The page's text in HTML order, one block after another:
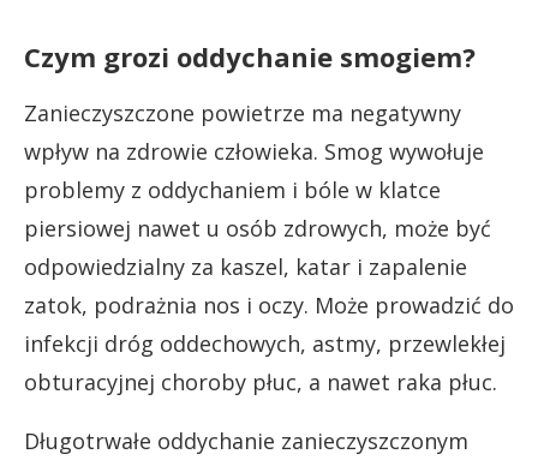
Czym grozi oddychanie smogiem?
Zanieczyszczone powietrze ma negatywny
wpływ na zdrowie człowieka. Smog wywołuje
problemy z oddychaniem i bóle w klatce
piersiowej nawet u osób zdrowych, może być
odpowiedzialny za kaszel, katar i zapalenie
zatok, podrażnia nos i oczy. Może prowadzić do
infekcji dróg oddechowych, astmy, przewlekłej
obturacyjnej choroby płuc, a nawet raka płuc.
Długotrwałe oddychanie zanieczyszczonym